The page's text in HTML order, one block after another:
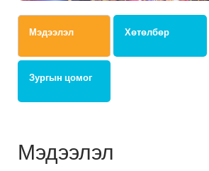
Мэдээлэл Хөтөлбөр
Зургын цомог
Мэдээлэл